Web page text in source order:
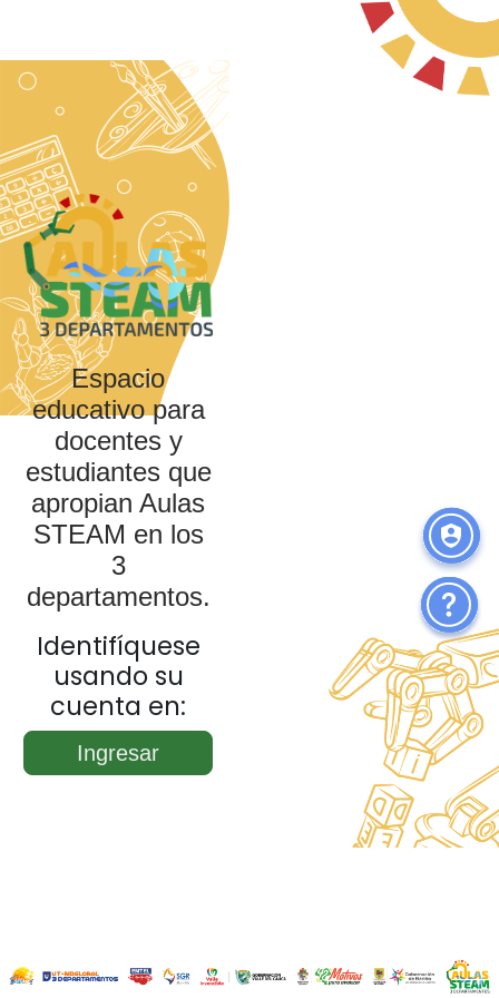
Espacio
educativo para
docentes y
estudiantes que
apropian Aulas
STEAM en los
3
departamentos.
Identifíquese
usando su
cuenta en:
Ingresar
Tooltip on top